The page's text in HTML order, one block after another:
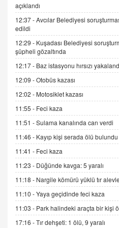
06.07.2026 13:00
ADEM AKÖL
Esed
Sednaya
11.12.2024 12:30
DR. EKREM
Gerçek Ne, Algı
Cümlesinin
19.07.2025 12:45
GÖNÜL MENEKŞE
Şifacının Yolu
04.11.2025 12:56
AV. RÜMEYSA
Kira
Arabulucuya
açıklandı
12:37 -Avcılar Belediyesi
edildi
12:29 - Kuşadası Belediyesi
şüpheli gözaltında
12:17 - Baz istasyonu hırsızı
12:09 -Otobüs kazası
12:02 - Motosiklet kazası
11:55 - Feci kaza
11:51 -Sulama kanalında can verdi
11:46 - Kayıp kişi serada ölü bulundu
11:41 - Feci kaza
11:23 - Düğünde kavga: 5 yaralı
11:18 - Nargile kömürü yüklü tır
11:10 -Yaya geçidinde feci kaza
11:03 - Park halindeki araçta bir kişi
17:16 -Tır dehşeti: 1 ölü, 9 yaralı